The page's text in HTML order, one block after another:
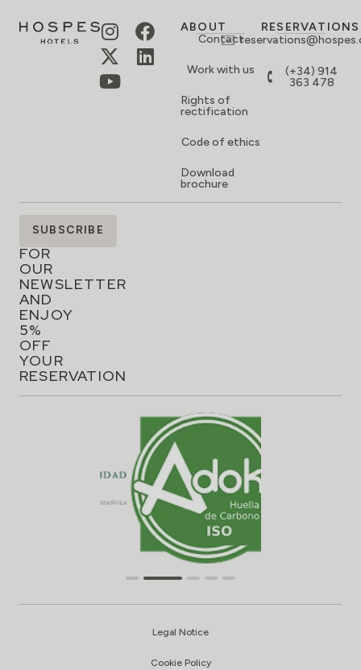
ABOUT
Contact
Work with us
Rights of
rectification
Code of ethics
Download
brochure
RESERVATIONS
(+34) 914
363 478
SIGN
UP
FOR
OUR
NEWSLETTER
AND
ENJOY
5%
OFF
YOUR
RESERVATION
SUBSCRIBE
Legal Notice
Cookie Policy